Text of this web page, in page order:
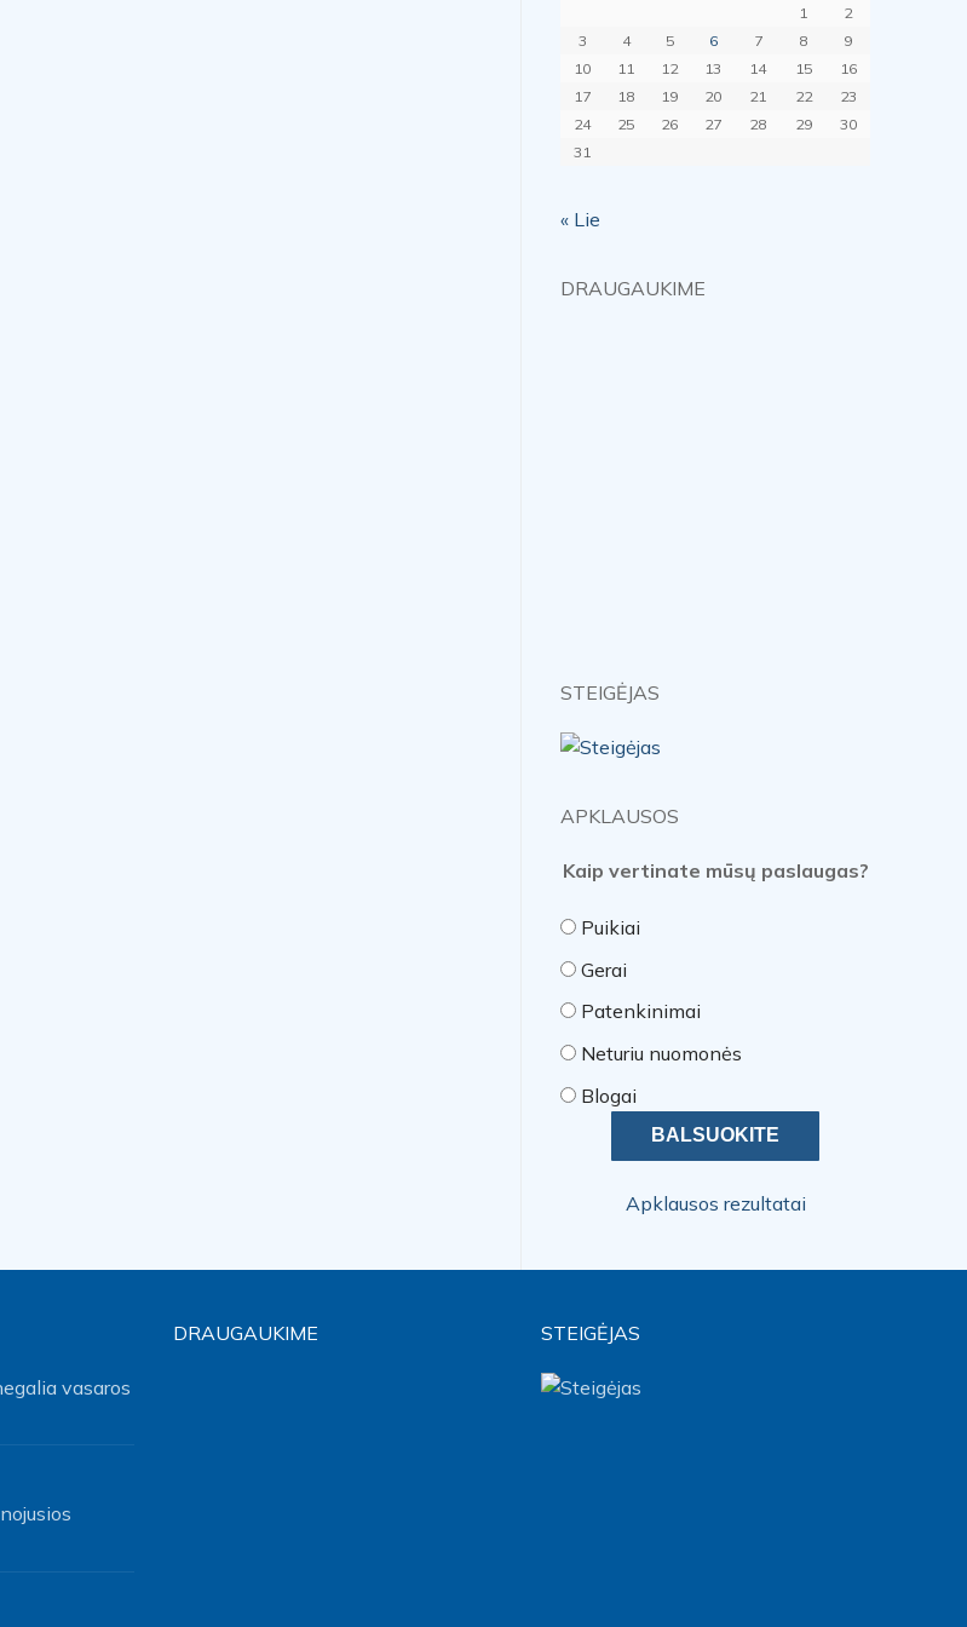
1
2
3
4 5 6 7 8
9
10
11 12 13 14 15
16
17
18 19 20 21 22
23
24
25 26 27 28 29
30
31
« Lie
DRAUGAUKIME
STEIGĖJAS
APKLAUSOS
Kaip vertinate mūsų paslaugas?
Puikiai
Gerai
Patenkinimai
Neturiu nuomonės
Blogai
Apklausos rezultatai
vasaros
DRAUGAUKIME STEIGĖJAS